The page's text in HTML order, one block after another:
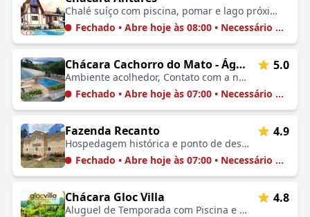
Chalé suíço com piscina, pomar e lago próximo 🚗🏡🏊📷💧🤗
Fechado • Abre hoje às 08:00 • Necessário Agendar
Chácara Cachorro do Mato - Águas da Prata-SP
Ambiente acolhedor, Contato com a natureza, Fácil acesso, Infraestrutura aconchegante, Experiências inesquecíveis, Ideal para famílias, Lazer e relaxamento
5.0
Fechado • Abre hoje às 07:00 • Necessário Agendar
Fazenda Recanto
Hospedagem histórica e ponto de descanso para peregrinos do Caminho da Fé ⛪🌿🕰️✨
4.9
Fechado • Abre hoje às 07:00 • Necessário Agendar
Chácara Gloc Villa
Aluguel de Temporada com Piscina e Área de Lazer 🚗🏡🏊🤗
4.8